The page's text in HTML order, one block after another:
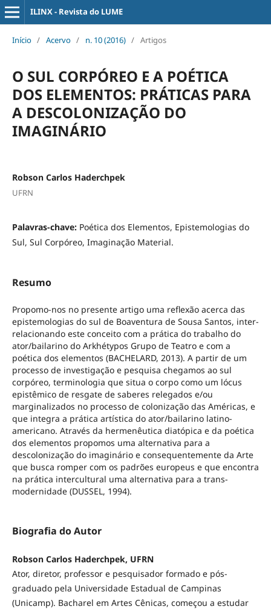
ILINX - Revista do LUME
Início / Acervo / n. 10 (2016) / Artigos
O SUL CORPÓREO E A POÉTICA
DOS ELEMENTOS: PRÁTICAS PARA
A DESCOLONIZAÇÃO DO
IMAGINÁRIO
Robson Carlos Haderchpek
UFRN
Palavras-chave: Poética dos Elementos, Epistemologias do
Sul, Sul Corpóreo, Imaginação Material.
Resumo
Propomo-nos no presente artigo uma reflexão acerca das
epistemologias do sul de Boaventura de Sousa Santos, inter-
relacionando este conceito com a prática do trabalho do
ator/bailarino do Arkhétypos Grupo de Teatro e com a
poética dos elementos (BACHELARD, 2013). A partir de um
processo de investigação e pesquisa chegamos ao sul
corpóreo, terminologia que situa o corpo como um lócus
epistêmico de resgate de saberes relegados e/ou
marginalizados no processo de colonização das Américas, e
que integra a prática artística do ator/bailarino latino-
americano. Através da hermenêutica diatópica e da poética
dos elementos propomos uma alternativa para a
descolonização do imaginário e consequentemente da Arte
que busca romper com os padrões europeus e que encontra
na prática intercultural uma alternativa para a trans-
modernidade (DUSSEL, 1994).
Biografia do Autor
Robson Carlos Haderchpek, UFRN
Ator, diretor, professor e pesquisador formado e pós-
graduado pela Universidade Estadual de Campinas
(Unicamp). Bacharel em Artes Cênicas, começou a estudar